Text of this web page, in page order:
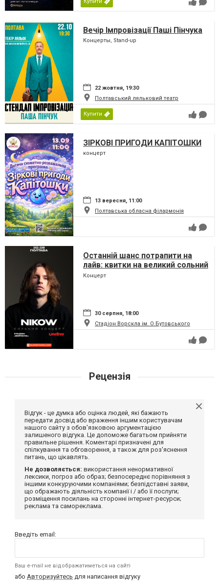
Вечір Імпровізації Паші Пінчука
Концерты, Stand-up
22 жовтня, 19:30
Полтавський ляльковий театр
Купити
ЗІРКОВІ ПРИГОДИ КАПІТОШКИ
концерт
13 вересня, 11:00
Полтавська обласна філармонія
Останній шанс потрапити на
лайв: квитки на великий сольний
концерт Nikow у Полтаві
Концерт
30 серпня, 18:00
Стадіон Ворскла ім. О.Бутовського
Рецензія
Відгук - це думка або оцінка людей, які бажають
передати досвід або враження іншим користувачам
нашого сайту з обов'язковою аргументацією
залишеного відгука. Це допоможе багатьом прийняти
правильне рішення. Коментарі призначені для
спілкування та обговорення, а також для роз'яснення
питань, що цікавлять.
Не дозволяється: використання ненормативної
лексики, погроз або образ; безпосереднє порівняння з
іншими конкуруючими компаніями; безпідставні заяви,
що ображають діяльність компанії і / або її послуги;
розміщення посилань на сторонні інтернет-ресурси;
реклама та самореклама.
Введіть email:
Ваш e-mail не відображатиметься на сайті
або Авторизуйтесь для написання відгуку